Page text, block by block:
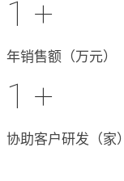
1 +
年销售额（万元）
1 +
协助客户研发（家）